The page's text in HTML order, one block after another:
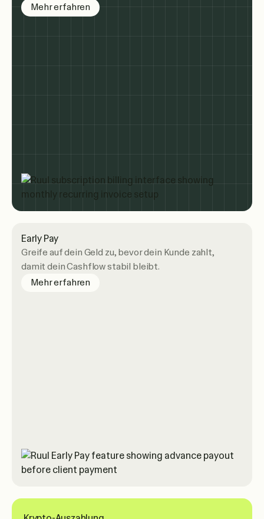
Mehr erfahrenabout subscription billing
Early Pay
Greife auf dein Geld zu, bevor dein Kunde zahlt,
damit dein Cashflow stabil bleibt.
Mehr erfahrenabout Early Pay